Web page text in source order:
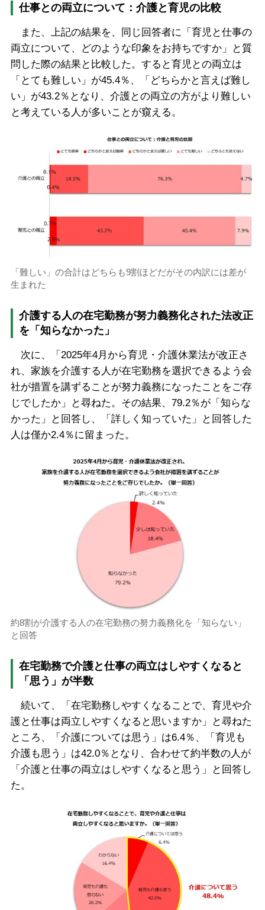
仕事との両立について：介護と育児の比較
また、上記の結果を、同じ回答者に「育児と仕事の
両立について、どのような印象をお持ちですか」と質
問した際の結果と比較した。すると育児との両立は
「とても難しい」が45.4％、「どちらかと言えば難し
い」が43.2％となり、介護との両立の方がより難しい
と考えている人が多いことが窺える。
「難しい」の合計はどちらも9割ほどだがその内訳には差が
生まれた
介護する人の在宅勤務が努力義務化された法改正
を「知らなかった」
次に、「2025年4月から育児・介護休業法が改正さ
れ、家族を介護する人が在宅勤務を選択できるよう会
社が措置を講ずることが努力義務になったことをご存
じでしたか」と尋ねた。その結果、79.2％が「知らな
かった」と回答し、「詳しく知っていた」と回答した
人は僅か2.4％に留まった。
約8割が介護する人の在宅勤務の努力義務化を「知らない」
と回答
在宅勤務で介護と仕事の両立はしやすくなると
「思う」が半数
続いて、「在宅勤務しやすくなることで、育児や介
護と仕事は両立しやすくなると思いますか」と尋ねた
ところ、「介護については思う」は6.4％、「育児も
介護も思う」は42.0％となり、合わせて約半数の人が
「介護と仕事の両立はしやすくなると思う」と回答し
た。